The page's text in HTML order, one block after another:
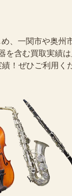
、一関市や奥州
含む買取実績
！ぜひご利用く